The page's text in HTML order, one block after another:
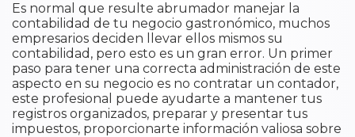
Es normal que resulte abrumador manejar la
contabilidad de tu negocio gastronómico, muchos
empresarios deciden llevar ellos mismos su
contabilidad, pero esto es un gran error. Un primer
paso para tener una correcta administración de este
aspecto en su negocio es no contratar un contador,
este profesional puede ayudarte a mantener tus
registros organizados, preparar y presentar tus
impuestos, proporcionarte información valiosa sobre